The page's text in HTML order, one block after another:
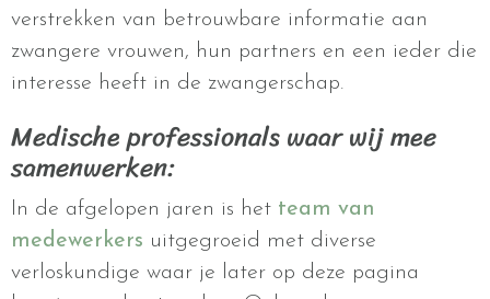
verstrekken van betrouwbare informatie aan
zwangere vrouwen, hun partners en een ieder die
interesse heeft in de zwangerschap.
Medische professionals waar wij mee
samenwerken:
In de afgelopen jaren is het team van
medewerkers uitgegroeid met diverse
verloskundige waar je later op deze pagina